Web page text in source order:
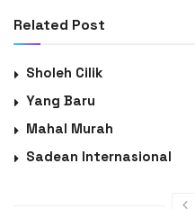
Related Post
Sholeh Cilik
Yang Baru
Mahal Murah
Sadean Internasional